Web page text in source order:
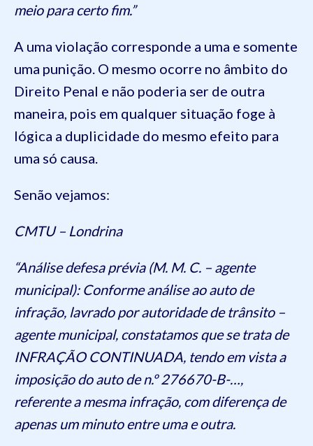
meio para certo fim.”
A uma violação corresponde a uma e somente
uma punição. O mesmo ocorre no âmbito do
Direito Penal e não poderia ser de outra
maneira, pois em qualquer situação foge à
lógica a duplicidade do mesmo efeito para
uma só causa.
Senão vejamos:
CMTU – Londrina
“Análise defesa prévia (M. M. C. – agente
municipal): Conforme análise ao auto de
infração, lavrado por autoridade de trânsito –
agente municipal, constatamos que se trata de
INFRAÇÃO CONTINUADA, tendo em vista a
imposição do auto de n.º 276670-B-…,
referente a mesma infração, com diferença de
apenas um minuto entre uma e outra.